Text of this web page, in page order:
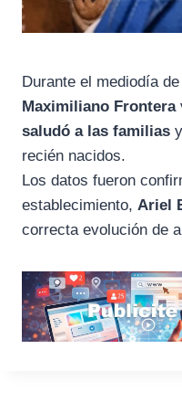
Durante el mediodía
Maximiliano Frontera
saludó a las familias y
recién nacidos.
Los datos fueron
establecimiento, Ariel
correcta evolución de